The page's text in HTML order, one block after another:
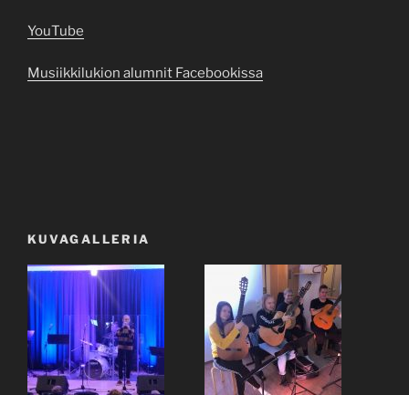
YouTube
Musiikkilukion alumnit Facebookissa
KUVAGALLERIA